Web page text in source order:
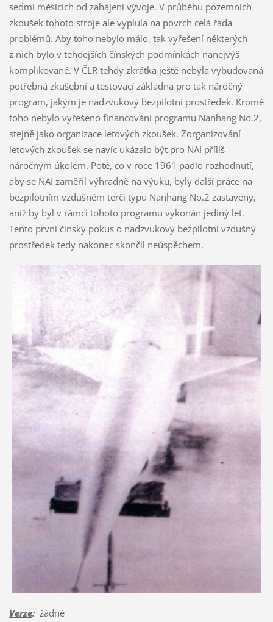
sedmi měsících od zahájení vývoje. V průběhu pozemních
zkoušek tohoto stroje ale vyplula na povrch celá řada
problémů. Aby toho nebylo málo, tak vyřešení některých
z nich bylo v tehdejších čínských podmínkách nanejvýš
komplikované. V ČLR tehdy zkrátka ještě nebyla vybudovaná
potřebná zkušební a testovací základna pro tak náročný
program, jakým je nadzvukový bezpilotní prostředek. Kromě
toho nebylo vyřešeno financování programu Nanhang No.2,
stejně jako organizace letových zkoušek. Zorganizování
letových zkoušek se navíc ukázalo být pro NAI příliš
náročným úkolem. Poté, co v roce 1961 padlo rozhodnutí,
aby se NAI zaměřil výhradně na výuku, byly další práce na
bezpilotním vzdušném terči typu Nanhang No.2 zastaveny,
aniž by byl v rámci tohoto programu vykonán jediný let.
Tento první čínský pokus o nadzvukový bezpilotní vzdušný
prostředek tedy nakonec skončil neúspěchem.
Verze:žádné